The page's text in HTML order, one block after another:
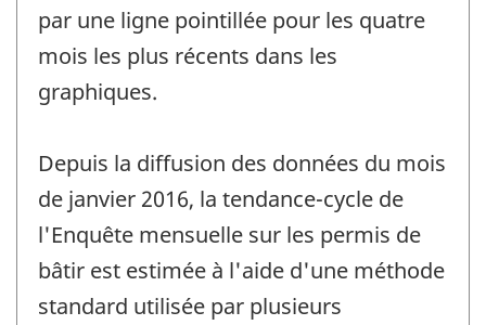
par une ligne pointillée pour les quatre
mois les plus récents dans les
graphiques.
Depuis la diffusion des données du mois
de janvier 2016, la tendance-cycle de
l'Enquête mensuelle sur les permis de
bâtir est estimée à l'aide d'une méthode
standard utilisée par plusieurs